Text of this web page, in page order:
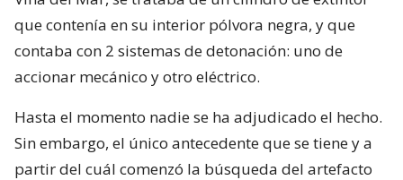
que contenía en su interior pólvora negra, y que
contaba con 2 sistemas de detonación: uno de
accionar mecánico y otro eléctrico.
Hasta el momento nadie se ha adjudicado el hecho.
Sin embargo, el único antecedente que se tiene y a
partir del cuál comenzó la búsqueda del artefacto